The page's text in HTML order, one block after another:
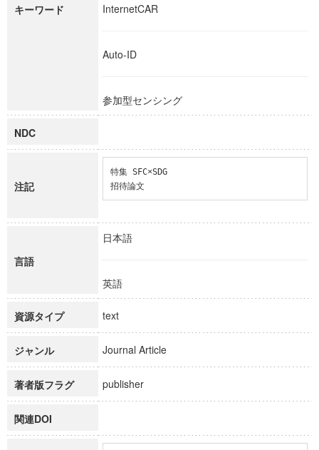
キーワード InternetCAR
Auto-ID
参加型センシング
NDC
注記
特集 SFC×SDG
招待論文
言語
日本語
英語
資源タイプ text
ジャンル Journal Article
著者版フラグ publisher
関連DOI